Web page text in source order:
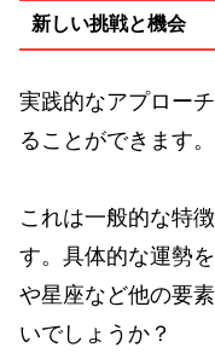
新しい挑戦と機会
実践的なアプロー
ることができます。
これは一般的な特
す。具体的な運勢
や星座など他の要
いでしょうか？